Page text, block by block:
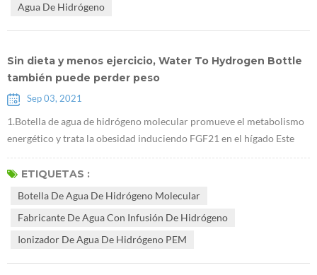
los cambios de ...
Agua De Hidrógeno
Sin dieta y menos ejercicio, Water To Hydrogen Bottle
también puede perder peso
Sep 03, 2021
1.Botella de agua de hidrógeno molecular promueve el metabolismo
energético y trata la obesidad induciendo FGF21 en el hígado Este
estudio se realizó en ratones obesos. Demostró que Fabricante de
agua con infusión de hidrógeno puede reducir el peso corporal sin
ETIQUETAS :
Botella De Agua De Hidrógeno Molecular
Fabricante De Agua Con Infusión De Hidrógeno
Ionizador De Agua De Hidrógeno PEM